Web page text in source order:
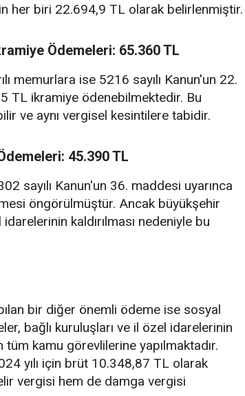
her biri 22.694,9 TL olarak belirlenmiştir.
Ödemeleri: 65.360 TL
memurlara ise 5216 sayılı Kanun'un 22.
TL ikramiye ödenebilmektedir. Bu
ve aynı vergisel kesintilere tabidir.
45.390 TL
sayılı Kanun'un 36. maddesi uyarınca
öngörülmüştür. Ancak büyükşehir
kaldırılması nedeniyle bu
bir diğer önemli ödeme ise sosyal
bağlı kuruluşları ve il özel idarelerinin
kamu görevlilerine yapılmaktadır.
yılı için brüt 10.348,87 TL olarak
vergisi hem de damga vergisi